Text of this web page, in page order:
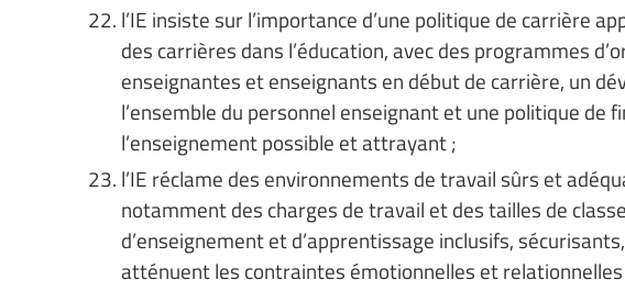
l’IE insiste sur l’importance d’une politique de carrière
des carrières dans l’éducation, avec des programmes
enseignantes et enseignants en début de carrière, un
l’ensemble du personnel enseignant et une politique de
l’enseignement possible et attrayant ;
l’IE réclame des environnements de travail sûrs et
notamment des charges de travail et des tailles de
d’enseignement et d’apprentissage inclusifs,
atténuent les contraintes émotionnelles et